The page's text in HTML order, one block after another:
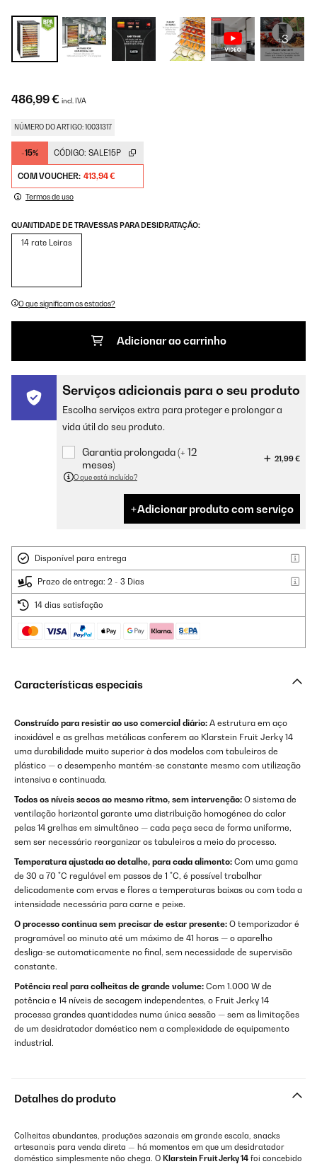
+3
486,99 € incl. IVA
NÚMERO DO ARTIGO: 10031317
-15% CÓDIGO: SALE15P
COM VOUCHER: 413,94 €
Termos de uso
QUANTIDADE DE TRAVESSAS PARA DESIDRATAÇÃO:
14 rate Leiras
O que significam os estados?
Adicionar ao carrinho
Serviços adicionais para o seu produto
Escolha serviços extra para proteger e prolongar a
vida útil do seu produto.
Garantia prolongada (+ 12
meses)
21,99 €
O que está incluído?
Adicionar produto com serviço
Disponível para entrega
Prazo de entrega: 2 - 3 Dias
14 dias satisfação
Características especiais
Construído para resistir ao uso comercial diário: A estrutura em aço
inoxidável e as grelhas metálicas conferem ao Klarstein Fruit Jerky 14
uma durabilidade muito superior à dos modelos com tabuleiros de
plástico — o desempenho mantém-se constante mesmo com utilização
intensiva e continuada.
Todos os níveis secos ao mesmo ritmo, sem intervenção: O sistema de
ventilação horizontal garante uma distribuição homogénea do calor
pelas 14 grelhas em simultâneo — cada peça seca de forma uniforme,
sem ser necessário reorganizar os tabuleiros a meio do processo.
Temperatura ajustada ao detalhe, para cada alimento: Com uma gama
de 30 a 70 °C regulável em passos de 1 °C, é possível trabalhar
delicadamente com ervas e flores a temperaturas baixas ou com toda a
intensidade necessária para carne e peixe.
O processo continua sem precisar de estar presente: O temporizador é
programável ao minuto até um máximo de 41 horas — o aparelho
desliga-se automaticamente no final, sem necessidade de supervisão
constante.
Potência real para colheitas de grande volume: Com 1.000 W de
potência e 14 níveis de secagem independentes, o Fruit Jerky 14
processa grandes quantidades numa única sessão — sem as limitações
de um desidratador doméstico nem a complexidade de equipamento
industrial.
Detalhes do produto
Colheitas abundantes, produções sazonais em grande escala, snacks
artesanais para venda direta — há momentos em que um desidratador
doméstico simplesmente não chega. O Klarstein Fruit Jerky 14 foi concebido